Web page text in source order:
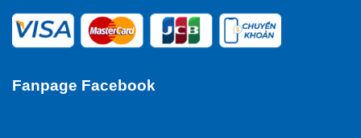
Fanpage Facebook